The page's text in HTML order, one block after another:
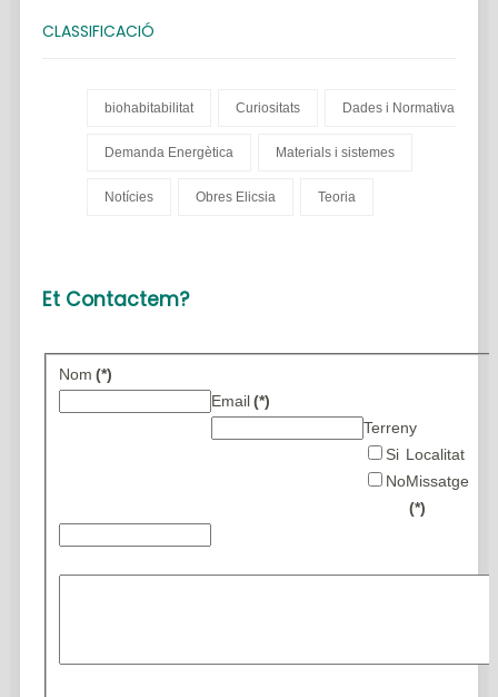
CLASSIFICACIÓ
biohabitabilitat Curiositats Dades i Normativa
Demanda Energètica Materials i sistemes
Notícies Obres Elicsia Teoria
Et Contactem?
Nom (*)
Email (*)
Terreny
Si
No
Localitat
Missatge
(*)